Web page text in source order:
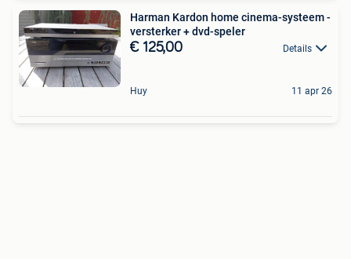
Harman Kardon home cinema-systeem -
versterker + dvd-speler
€ 125,00 Details
Huy 11 apr 26